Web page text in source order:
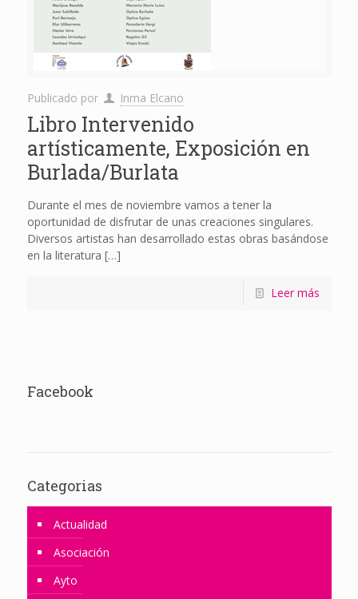
Publicado por Inma Elcano
Libro Intervenido
artísticamente, Exposición en
Burlada/Burlata
Durante el mes de noviembre vamos a tener la
oportunidad de disfrutar de unas creaciones singulares.
Diversos artistas han desarrollado estas obras basándose
en la literatura […]
Leer más
Facebook
Categorias
Actualidad
Asociación
Ayto